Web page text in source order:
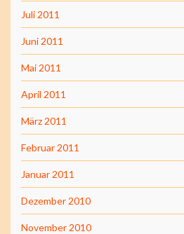
Juli 2011
Juni 2011
Mai 2011
April 2011
März 2011
Februar 2011
Januar 2011
Dezember 2010
November 2010